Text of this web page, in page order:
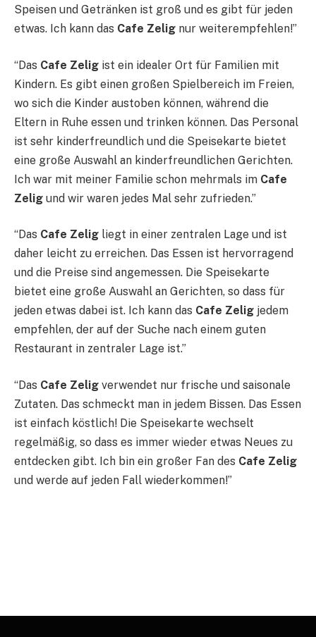
Speisen und Getränken ist groß und es gibt für jeden
etwas. Ich kann das Cafe Zelig nur weiterempfehlen!”
“Das Cafe Zelig ist ein idealer Ort für Familien mit
Kindern. Es gibt einen großen Spielbereich im Freien,
wo sich die Kinder austoben können, während die
Eltern in Ruhe essen und trinken können. Das Personal
ist sehr kinderfreundlich und die Speisekarte bietet
eine große Auswahl an kinderfreundlichen Gerichten.
Ich war mit meiner Familie schon mehrmals im Cafe
Zelig und wir waren jedes Mal sehr zufrieden.”
“Das Cafe Zelig liegt in einer zentralen Lage und ist
daher leicht zu erreichen. Das Essen ist hervorragend
und die Preise sind angemessen. Die Speisekarte
bietet eine große Auswahl an Gerichten, so dass für
jeden etwas dabei ist. Ich kann das Cafe Zelig jedem
empfehlen, der auf der Suche nach einem guten
Restaurant in zentraler Lage ist.”
“Das Cafe Zelig verwendet nur frische und saisonale
Zutaten. Das schmeckt man in jedem Bissen. Das Essen
ist einfach köstlich! Die Speisekarte wechselt
regelmäßig, so dass es immer wieder etwas Neues zu
entdecken gibt. Ich bin ein großer Fan des Cafe Zelig
und werde auf jeden Fall wiederkommen!”